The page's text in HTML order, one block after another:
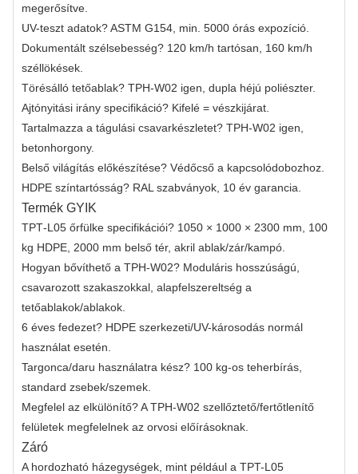
megerősítve.
UV-teszt adatok? ASTM G154, min. 5000 órás expozíció.
Dokumentált szélsebesség? 120 km/h tartósan, 160 km/h
széllökések.
Törésálló tetőablak? TPH‑W02 igen, dupla héjú poliészter.
Ajtónyitási irány specifikáció? Kifelé = vészkijárat.
Tartalmazza a tágulási csavarkészletet? TPH‑W02 igen,
betonhorgony.
Belső világítás előkészítése? Védőcső a kapcsolódobozhoz.
HDPE színtartósság? RAL szabványok, 10 év garancia.
Termék GYIK
TPT‑L05 őrfülke specifikációi? 1050 × 1000 × 2300 mm, 100
kg HDPE, 2000 mm belső tér, akril ablak/zár/kampó.
Hogyan bővíthető a TPH‑W02? Moduláris hosszúságú,
csavarozott szakaszokkal, alapfelszereltség a
tetőablakok/ablakok.
6 éves fedezet? HDPE szerkezeti/UV-károsodás normál
használat esetén.
Targonca/daru használatra kész? 100 kg-os teherbírás,
standard zsebek/szemek.
Megfelel az elkülönítő? A TPH-W02 szellőztető/fertőtlenítő
felületek megfelelnek az orvosi előírásoknak.
Záró
A hordozható házegységek, mint például a TPT-L05